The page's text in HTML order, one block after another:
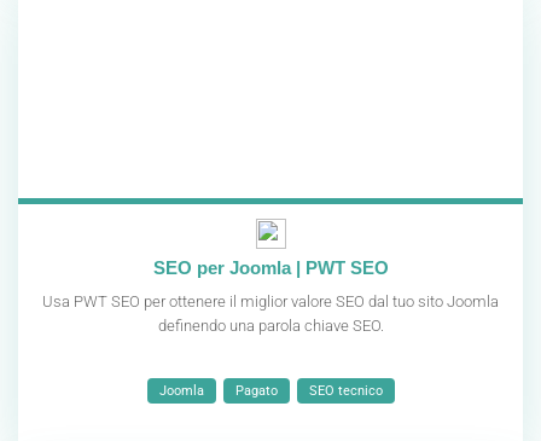
SEO per Joomla | PWT SEO
Usa PWT SEO per ottenere il miglior valore SEO dal tuo sito Joomla
definendo una parola chiave SEO.
Joomla Pagato SEO tecnico